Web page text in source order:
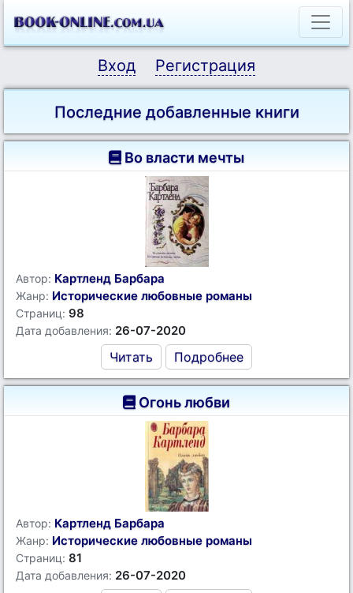
Вход Регистрация
Последние добавленные книги
Во власти мечты
Автор: Картленд Барбара
Жанр: Исторические любовные романы
Страниц: 98
Дата добавления: 26-07-2020
Читать Подробнее
Огонь любви
Автор: Картленд Барбара
Жанр: Исторические любовные романы
Страниц: 81
Дата добавления: 26-07-2020